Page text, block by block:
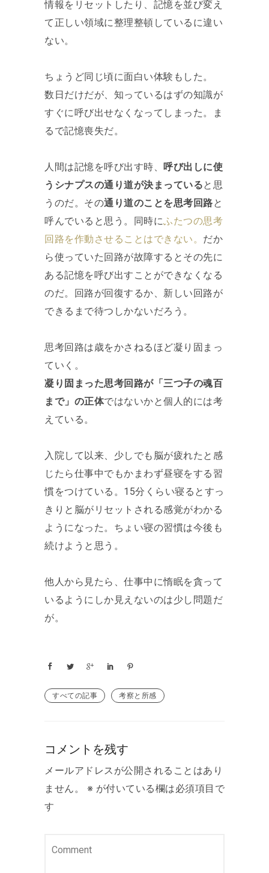
情報をリセットしたり、記憶を並び変え
て正しい領域に整理整頓しているに違い
ない。
ちょうど同じ頃に面白い体験もした。
数日だけだが、知っているはずの知識が
すぐに呼び出せなくなってしまった。ま
るで記憶喪失だ。
人間は記憶を呼び出す時、 呼び出しに使
うシナプスの通り道が決まっていると思
うのだ。その通り道のことを思考回路と
呼んでいると思う。同時にふたつの思考
回路を作動させることはできない。 だか
ら使っていた回路が故障するとその先に
ある記憶を呼び出すことができなくなる
のだ。回路が回復するか、新しい回路が
できるまで待つしかないだろう。
思考回路は歳をかさねるほど凝り固まっ
ていく。
凝り固まった思考回路が「三つ子の魂百
まで」の正体ではないかと個人的には考
えている。
入院して以来、少しでも脳が疲れたと感
じたら仕事中でもかまわず昼寝をする習
慣をつけている。15分くらい寝るとすっ
きりと脳がリセットされる感覚がわかる
ようになった。ちょい寝の習慣は今後も
続けようと思う。
他人から見たら、仕事中に惰眠を貪って
いるようにしか見えないのは少し問題だ
が。
すべての記事 考察と所感
コメントを残す
メールアドレスが公開されることはあり
ません。
※ が付いている欄は必須項目で
す